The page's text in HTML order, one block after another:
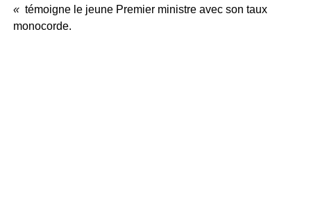
« témoigne le jeune Premier ministre avec son taux
monocorde.